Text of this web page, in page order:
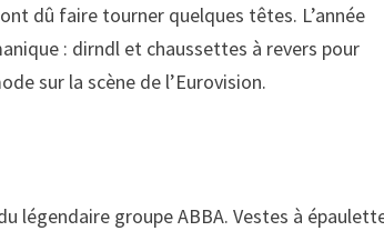
dû faire tourner quelques têtes. L’année
: dirndl et chaussettes à revers pour
sur la scène de l’Eurovision.
légendaire groupe ABBA. Vestes à